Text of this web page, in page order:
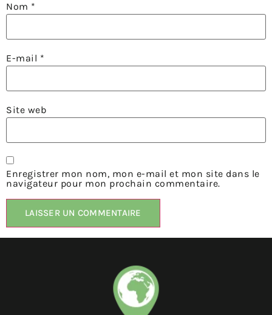
Nom *
E-mail *
Site web
Enregistrer mon nom, mon e-mail et mon site dans le
navigateur pour mon prochain commentaire.